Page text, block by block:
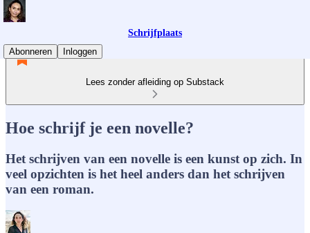
Schrijfplaats
Abonneren
Inloggen
Lees zonder afleiding op Substack
Hoe schrijf je een novelle?
Het schrijven van een novelle is een kunst op zich. In
veel opzichten is het heel anders dan het schrijven
van een roman.